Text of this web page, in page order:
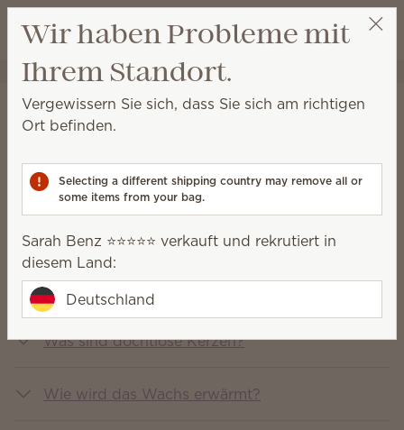
Wunschliste
Warenkorb
Sarah Benz ⭐️⭐️⭐️⭐️⭐️ Party auswählen
Häufig gestellte fragen
Was ist Scentsy?
Welche Produkte verkauft Scentsy?
Was sind dochtlose Kerzen?
Wie wird das Wachs erwärmt?
Wir haben Probleme mit
Ihrem Standort.
Vergewissern Sie sich, dass Sie sich am richtigen
Ort befinden.
Selecting a different shipping country may remove all or
some items from your bag.
Sarah Benz ⭐️⭐️⭐️⭐️⭐️ verkauft und rekrutiert in
diesem Land:
Deutschland